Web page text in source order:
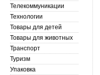
Телекоммуникации
Технологии
Товары для детей
Товары для животных
Транспорт
Туризм
Упаковка